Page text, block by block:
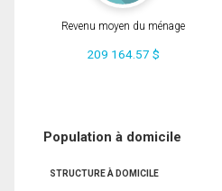
Revenu moyen du ménage
209 164.57 $
Population à domicile
STRUCTURE À DOMICILE